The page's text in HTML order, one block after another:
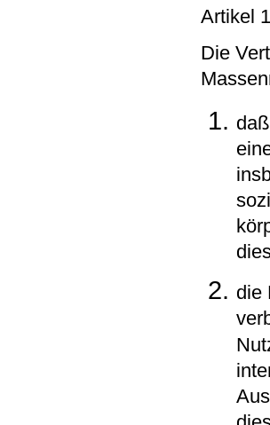
Artikel
Die
die